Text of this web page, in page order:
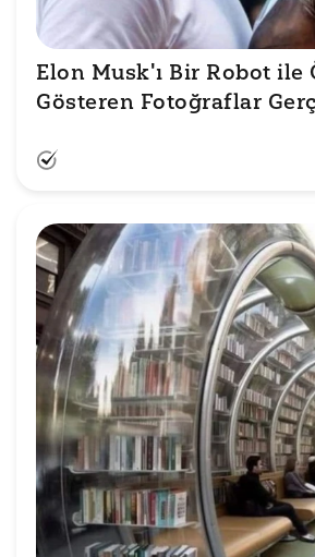
Elon Musk'ı Bir Robot ile
Gösteren Fotoğraflar